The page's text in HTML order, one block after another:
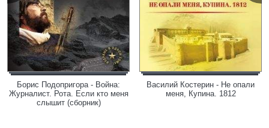
Борис Подопригора - Война:
Журналист. Рота. Если кто меня
слышит (сборник)
Василий Костерин - Не опали
меня, Купина. 1812